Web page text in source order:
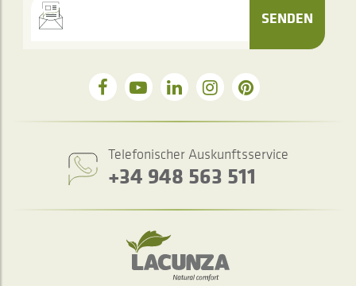
SENDEN
Telefonischer Auskunftsservice
+34 948 563 511